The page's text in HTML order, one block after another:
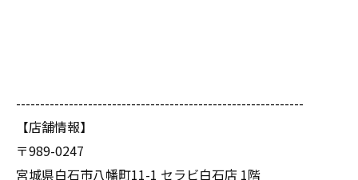
------------------------------------------------------------
【店舗情報】
〒989-0247
宮城県白石市八幡町11-1 セラビ白石店 1階